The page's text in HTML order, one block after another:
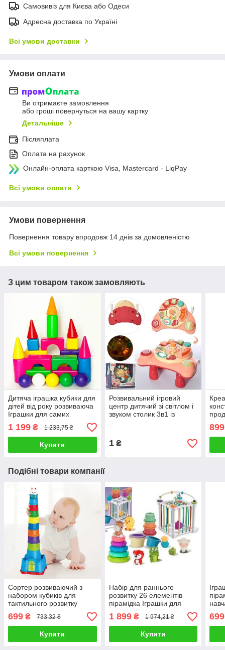
Самовивіз для Києва або Одеси
Адресна доставка по Україні
Всі умови доставки
Умови оплати
Ви отримаєте замовлення
або гроші повернуться на вашу картку
Детальніше
Післяплата
Оплата на рахунок
Онлайн-оплата карткою Visa, Mastercard - LiqPay
Всі умови оплати
Умови повернення
Повернення товару впродовж 14 днів за домовленістю
Всі умови повернення
З цим товаром також замовляють
Дитяча іграшка кубики для
дітей від року розвиваюча
Іграшки для самих
маленьких конструктор
1 199 ₴ 1 233,75 ₴
Купити
Розвивальний ігровий
центр дитячий зі світлом і
звуком столик 3в1 із
1₴
899
Подібні товари компанії
Сортер розвиваючий з
набором кубиків для
тактильного розвитку
деталей брязкальце
іграшка для піску і купання
699 ₴ 733,32 ₴
Купити
Набір для раннього
розвитку 26 елементів
пірамідка Іграшки для
театром з кубиками
фігурками
1 899₴ 1 974,21 ₴
Купити
699